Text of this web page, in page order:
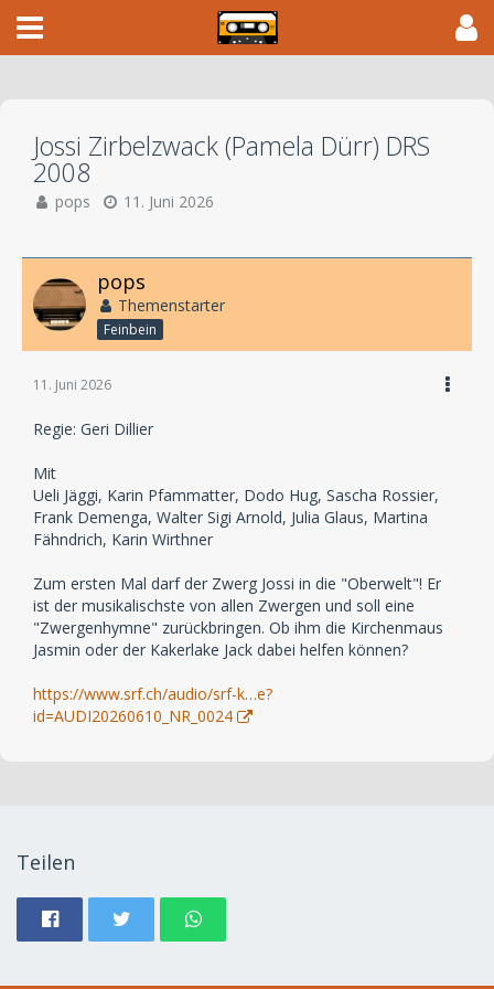
Jossi Zirbelzwack (Pamela Dürr) DRS
2008
pops 11. Juni 2026
pops
Themenstarter
Feinbein
11. Juni 2026
Regie: Geri Dillier
Mit
Ueli Jäggi, Karin Pfammatter, Dodo Hug, Sascha Rossier,
Frank Demenga, Walter Sigi Arnold, Julia Glaus, Martina
Fähndrich, Karin Wirthner
Zum ersten Mal darf der Zwerg Jossi in die "Oberwelt"! Er
ist der musikalischste von allen Zwergen und soll eine
"Zwergenhymne" zurückbringen. Ob ihm die Kirchenmaus
Jasmin oder der Kakerlake Jack dabei helfen können?
https://www.srf.ch/audio/srf-k…e?
id=AUDI20260610_NR_0024
Teilen